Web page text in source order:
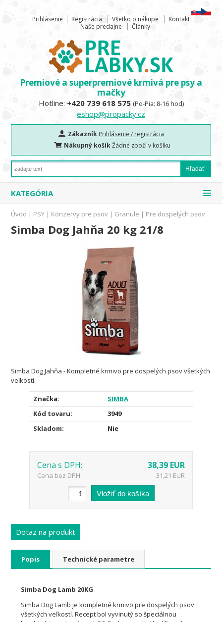
Prihlásenie Registrácia Všetko o nákupe
Kontakt
Naše predajne
Články
Premiové a superpremiové krmivá pre psy a
mačky
Hotline: +420 739 618 575 (Po-Pia: 8-16 hod)
eshop@propacky.cz
Zákazník Prihlásenie / registrácia
Nákupný košíkŽádné zboží v košíku
KATEGÓRIA
Úvod | PSY | Konzervy pre psov | Granule | Pre dospelých psov
Simba Dog Jahňa 20 kg 21/8
Simba Dog Jahňa - Kompletné krmivo pre dospelých psov všetkých
veľkostí.
Značka:
SIMBA
Kód tovaru:
3949
Skladom:
Nie
Cena s DPH: 38,39 EUR
Cena bez DPH: 31,21 EUR
Dotaz na produkt
Popis Technické parametre
Simba Dog Lamb 20KG
Simba Dog Lamb je kompletné krmivo pre dospelých psov
všetkých veľkostí. Recept bol vyvinutý so špeciálnou